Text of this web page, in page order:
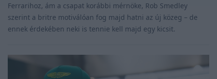
Ferrarihoz, ám a csapat korábbi mérnöke, Rob Smedley
szerint a britre motiválóan fog majd hatni az új közeg – de
ennek érdekében neki is tennie kell majd egy kicsit.